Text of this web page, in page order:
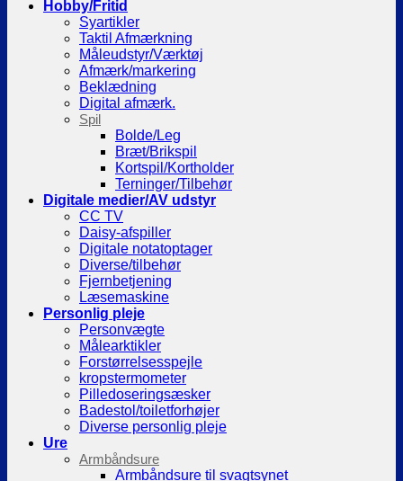
Hobby/Fritid
Syartikler
Taktil Afmærkning
Måleudstyr/Værktøj
Afmærk/markering
Beklædning
Digital afmærk.
Spil
Bolde/Leg
Bræt/Brikspil
Kortspil/Kortholder
Terninger/Tilbehør
Digitale medier/AV udstyr
CC TV
Daisy-afspiller
Digitale notatoptager
Diverse/tilbehør
Fjernbetjening
Læsemaskine
Personlig pleje
Personvægte
Målearktikler
Forstørrelsesspejle
kropstermometer
Pilledoseringsæsker
Badestol/toiletforhøjer
Diverse personlig pleje
Ure
Armbåndsure
Armbåndsure til svagtsynet